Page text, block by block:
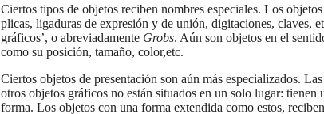
Ciertos tipos de objetos reciben nombres especiales. Los
plicas, ligaduras de expresión y de unión, digitaciones, claves,
gráficos’, o abreviadamente Grobs. Aún son objetos en el
como su posición, tamaño, color,etc.
Ciertos objetos de presentación son aún más especializados.
otros objetos gráficos no están situados en un solo lugar:
forma. Los objetos con una forma extendida como estos,